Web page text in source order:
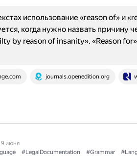
journals.openedition.org
использование «reason of» и
когда нужно назвать причину
by reason of insanity». «Reason
9 июня
#LegalDocumentation #Grammar